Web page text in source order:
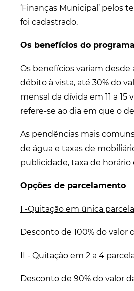
‘Finanças Municipal’ pelos
foi cadastrado.
Os benefícios do programa
Os benefícios variam
débito à vista, até 30% do
mensal da dívida em 11 a 15
refere-se ao dia em que o
As pendências mais
de água e taxas de
publicidade, taxa de
Opções de parcelamento
I -Quitação em única
Desconto de 100% do valor
II - Quitação em 2 a 4
Desconto de 90% do valor